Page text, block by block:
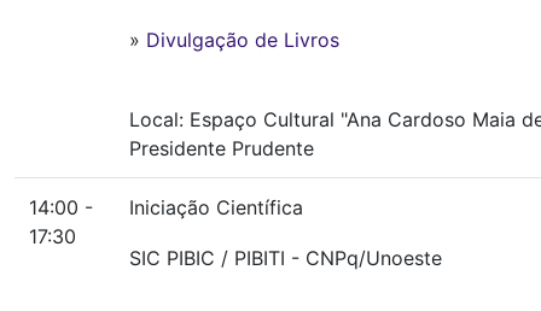
» Divulgação de Livros
Local: Espaço Cultural "Ana Cardoso Maia
Presidente Prudente
14:00 -
17:30
Iniciação Científica
SIC PIBIC / PIBITI - CNPq/Unoeste